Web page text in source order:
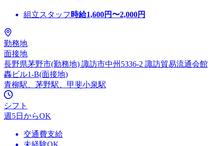
組立スタッフ 時給1,600円〜2,000円
勤務地
面接地
長野県茅野市(勤務地) 諏訪市中州5336-2 諏訪貿易流通会館
轟ビル1-B(面接地)
青柳駅、茅野駅、甲斐小泉駅
シフト
週5日からOK
交通費支給
未経験OK